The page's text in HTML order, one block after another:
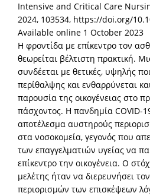
Intensive and Critical Care
2024, 103534, https://doi.org/
Available online 1 October 2023
Η φροντίδα με επίκεντρο τον
θεωρείται βέλτιστη πρακτική.
συνδέεται με θετικές, υψηλής
περίθαλψης και ενθαρρύνεται
παρουσία της οικογένειας στο
πάσχοντος. Η πανδημία COVID-
αποτέλεσμα αυστηρούς
στα νοσοκομεία, γεγονός που
των επαγγελματιών υγείας να
επίκεντρο την οικογένεια. Ο
μελέτης ήταν να διερευνήσει
περιορισμών των επισκέψεων